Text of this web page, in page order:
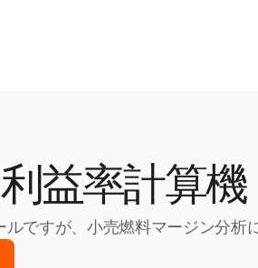
益率計算機
ですが、小売燃料マージン分析